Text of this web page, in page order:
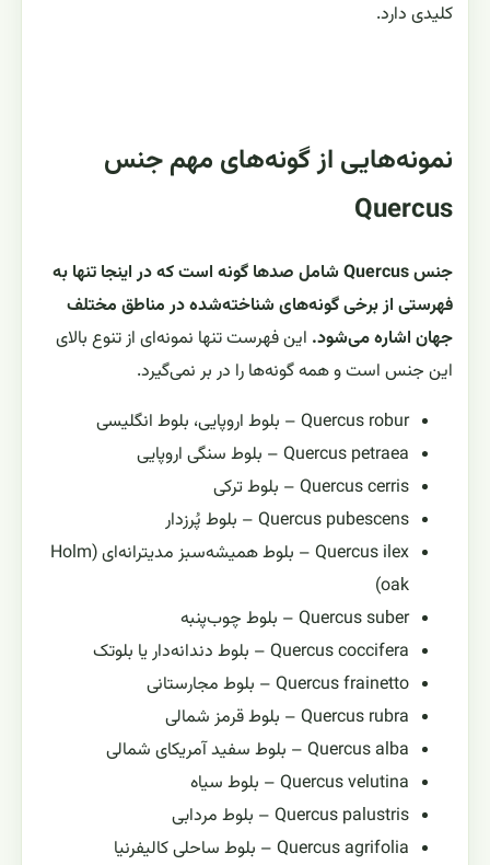
کلیدی دارد.
نمونه‌هایی از گونه‌های مهم جنس
Quercus
جنس Quercus شامل صدها گونه است که در اینجا تنها به
فهرستی از برخی گونه‌های شناخته‌شده در مناطق مختلف
جهان اشاره می‌شود. این فهرست تنها نمونه‌ای از تنوع بالای
این جنس است و همه گونه‌ها را در بر نمی‌گیرد.
Quercus robur – بلوط اروپایی، بلوط انگلیسی
Quercus petraea – بلوط سنگی اروپایی
Quercus cerris – بلوط ترکی
Quercus pubescens – بلوط پُرزدار
Quercus ilex – بلوط همیشه‌سبز مدیترانه‌ای (Holm
oak)
Quercus suber – بلوط چوب‌پنبه
Quercus coccifera – بلوط دندانه‌دار یا بلوتک
Quercus frainetto – بلوط مجارستانی
Quercus rubra – بلوط قرمز شمالی
Quercus alba – بلوط سفید آمریکای شمالی
Quercus velutina – بلوط سیاه
Quercus palustris – بلوط مردابی
Quercus agrifolia – بلوط ساحلی کالیفرنیا